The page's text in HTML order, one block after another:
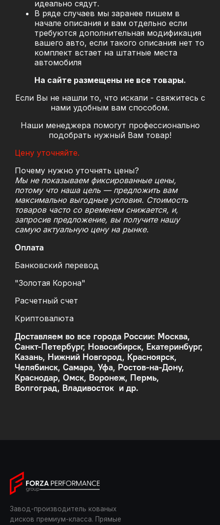
идеально сядут.
В ряде случаев мы заранее пишем в
начале описания и вам отдельно если
требуются дополнительная модификация
вашего авто, если такого описания нет то
комплект встает на штатные места
автомобиля
На сайте размещены не все товары.
Если Вы не нашли то, что искали - свяжитесь с
нами удобным вам способом.
Наши менеджера помогут профессионально
подобрать нужный Вам товар!
Цену уточняйте.
Почему нужно уточнять цены?
Мы не показываем фиксированные цены,
потому что наша цель — предложить вам
максимально выгодные условия. Стоимость
товаров часто со временем снижается, и,
запросив предложение, вы получите нашу
самую актуальную цену на рынке.
Оплата
Банковский перевод
"Золотая Корона"
Расчетный счет
Криптовалюта
Доставляем во все города России: Москва,
Санкт-Петербург, Новосибирск, Екатеринбург,
Казань, Нижний Новгород, Красноярск,
Челябинск, Самара, Уфа, Ростов-на-Дону,
Краснодар, Омск, Воронеж, Пермь,
Волгоград, Владивосток и др.
Завод-производитель кованых
дисков премиум-класса. Прямые